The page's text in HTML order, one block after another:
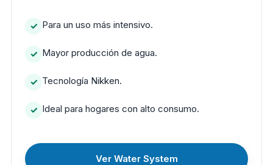
Para un uso más intensivo.
Mayor producción de agua.
Tecnología Nikken.
Ideal para hogares con alto consumo.
Ver Water System